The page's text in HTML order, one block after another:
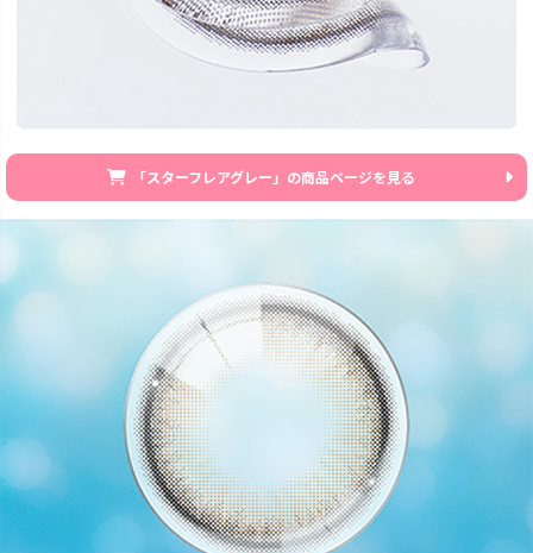
「スターフレアグレー」の商品ページを見る